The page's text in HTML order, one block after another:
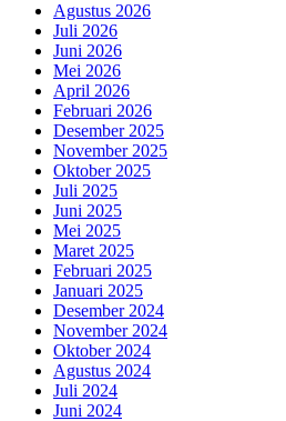
Agustus 2026
Juli 2026
Juni 2026
Mei 2026
April 2026
Februari 2026
Desember 2025
November 2025
Oktober 2025
Juli 2025
Juni 2025
Mei 2025
Maret 2025
Februari 2025
Januari 2025
Desember 2024
November 2024
Oktober 2024
Agustus 2024
Juli 2024
Juni 2024